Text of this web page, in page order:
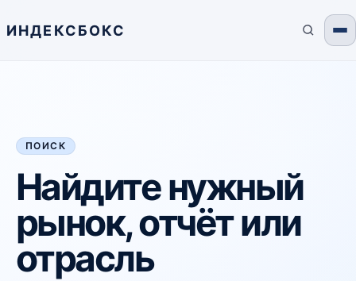
ИНДЕКСБОКС
ПОИСК
Найдите нужный
рынок, отчёт или
отрасль